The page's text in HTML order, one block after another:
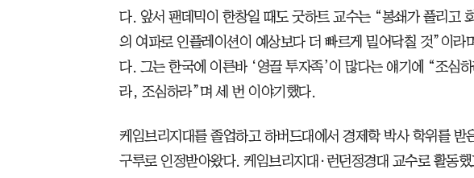
다. 앞서 팬데믹이 한창일 때도 굿하트 교수는 “봉쇄가 풀리고
의 여파로 인플레이션이 예상보다 더 빠르게 밀어닥칠 것”이라
다. 그는 한국에 이른바 ‘영끌 투자족’이 많다는 얘기에 “조심
라, 조심하라”며 세 번 이야기했다.
케임브리지대를 졸업하고 하버드대에서 경제학 박사 학위를 받
구루로 인정받아왔다. 케임브리지대·런던정경대 교수로 활동